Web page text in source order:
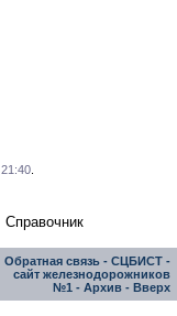
21:40.
Справочник
Обратная связь - СЦБИСТ -
сайт железнодорожников
№1 - Архив - Вверх